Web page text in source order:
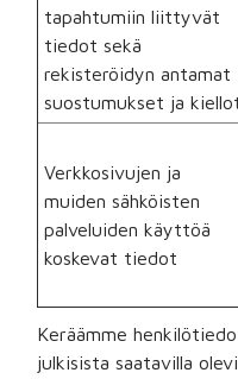
tapahtumiin liittyvät
tiedot sekä
rekisteröidyn antamat
suostumukset ja
Verkkosivujen ja
muiden sähköisten
palveluiden käyttöä
koskevat tiedot
Keräämme
julkisista saatavilla